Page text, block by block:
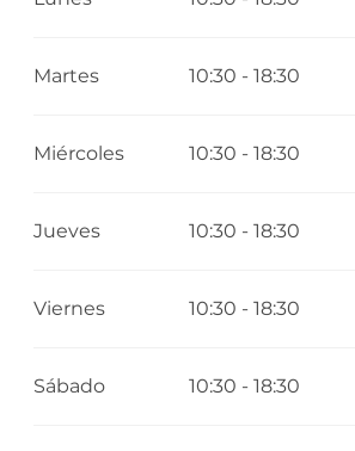
Martes 10:30 - 18:30
Miércoles 10:30 - 18:30
Jueves 10:30 - 18:30
Viernes 10:30 - 18:30
Sábado 10:30 - 18:30